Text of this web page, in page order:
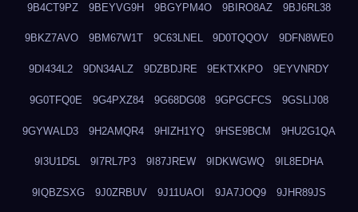
9B4CT9PZ 9BEYVG9H 9BGYPM4O 9BIRO8AZ 9BJ6RL38
9BKZ7AVO 9BM67W1T 9C63LNEL 9D0TQQOV 9DFN8WE0
9DI434L2 9DN34ALZ 9DZBDJRE 9EKTXKPO 9EYVNRDY
9G0TFQ0E 9G4PXZ84 9G68DG08 9GPGCFCS 9GSLIJ08
9GYWALD3 9H2AMQR4 9HIZH1YQ 9HSE9BCM 9HU2G1QA
9I3U1D5L 9I7RL7P3 9I87JREW 9IDKWGWQ 9IL8EDHA
9IQBZSXG 9J0ZRBUV 9J11UAOI 9JA7JOQ9 9JHR89JS